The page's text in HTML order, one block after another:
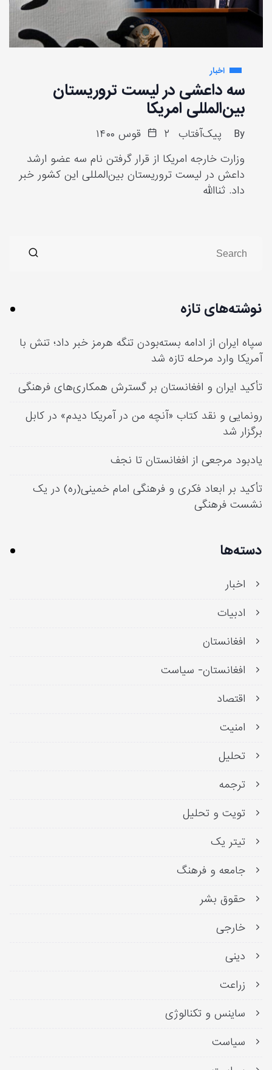
اخبار
سه داعشی در لیست تروریستان
بین‌المللی امریکا
By پیک‌آفتاب
۲ قوس ۱۴۰۰
وزارت خارجه امریکا از قرار گرفتن نام سه عضو ارشد
داعش در لیست تروریستان بین‌المللی این کشور خبر
داد. ثناالله
نوشته‌های تازه
سپاه ایران از ادامه بسته‌بودن تنگه هرمز خبر داد؛ تنش با
آمریکا وارد مرحله تازه شد
تأکید ایران و افغانستان بر گسترش همکاری‌های فرهنگی
رونمایی و نقد کتاب «آنچه من در آمریکا دیدم» در کابل
برگزار شد
یادبود مرجعی از افغانستان تا نجف
تأکید بر ابعاد فکری و فرهنگی امام خمینی(ره) در یک
نشست فرهنگی
دسته‌ها
اخبار
ادبیات
افغانستان
افغانستان- سیاست
اقتصاد
امنیت
تحلیل
ترجمه
تویت و تحلیل
تیتر یک
جامعه و فرهنگ
حقوق بشر
خارجی
دینی
زراعت
ساینس و تکنالوژی
سیاست